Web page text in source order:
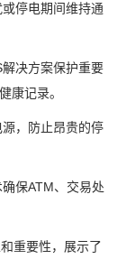
停电期间维持通
决方案保护重要
康记录。
，防止昂贵的停
保ATM、交易处
重要性，展示了